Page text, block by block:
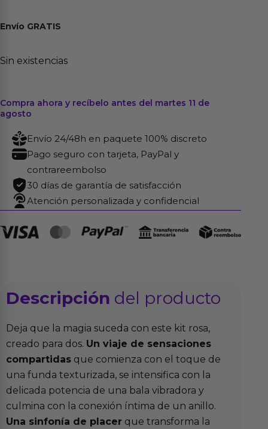
Envío GRATIS
Sin existencias
Compra ahora y recíbelo antes del martes 11 de
agosto
Envío 24/48h en paquete 100% discreto
Pago seguro con tarjeta, PayPal y
contrareembolso
30 días de garantía de satisfacción
Atención personalizada y confidencial
Descripción del producto
Deja que la magia suceda con este kit rosa,
creado para dos. Un viaje de sensaciones
compartidas que comienza con el toque de
una funda texturizada, se intensifica con la
delicada potencia de una bala vibradora y
culmina con la conexión íntima de un anillo.
Una sinfonía de placer que transforma la